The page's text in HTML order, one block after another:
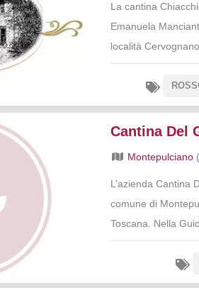
La cantina
Emanuela
località
Cantina Del
Montepulciano
L’azienda Cantina
comune di
Toscana. Nella